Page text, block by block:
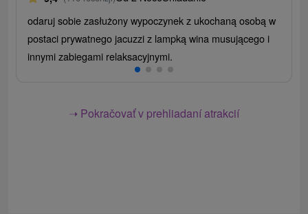
odaruj sobie zasłużony wypoczynek z ukochaną osobą w
postaci prywatnego jacuzzi z lampką wina musującego i
innymi zabiegami relaksacyjnymi.
➝ Pokračovať v prehliadaní atrakcií